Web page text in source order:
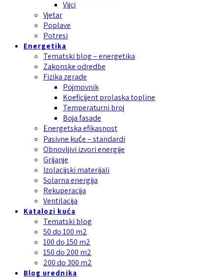
Vijci
Vjetar
Poplave
Potresi
Energetika
Tematski blog – energetika
Zakonske odredbe
Fizika zgrade
Pojmovnik
Koeficijent prolaska topline
Temperaturni broj
Boja fasade
Energetska efikasnost
Pasivne kuće – standardi
Obnovljivi izvori energije
Grijanje
Izolacijski materijali
Solarna energija
Rekuperacija
Ventilacija
Katalozi kuća
Tematski blog
50 do 100 m2
100 do 150 m2
150 do 200 m2
200 do 300 m2
Blog urednika